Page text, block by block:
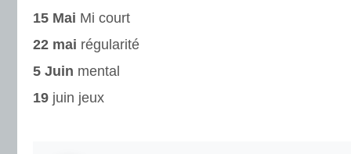
15 Mai Mi court
22 mai régularité
5 Juin mental
19 juin jeux